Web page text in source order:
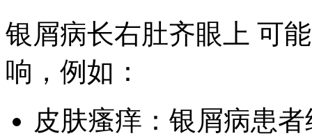
银屑病长右肚齐眼上 可
响，例如：
皮肤瘙痒：银屑病患